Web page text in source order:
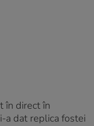
în direct în
a dat replica fostei